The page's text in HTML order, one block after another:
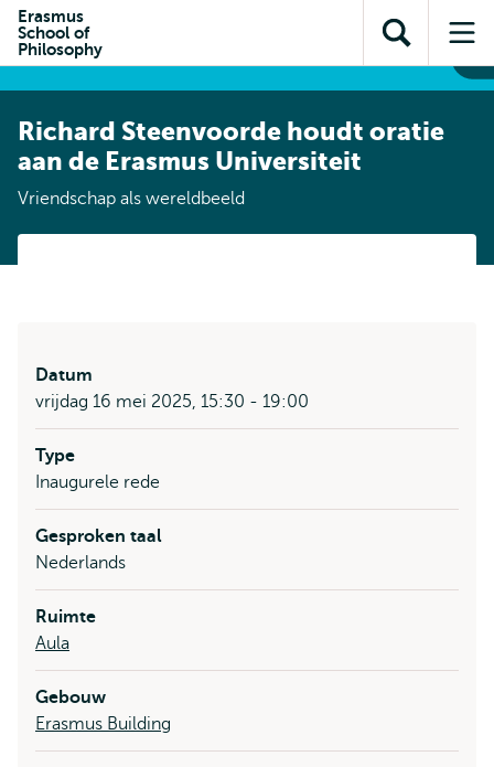
inhoud
gaan
Direct naar
subnavigatie
Erasmus
School of
Philosophy
Toon
zoekveld
Richard Steenvoorde houdt oratie
aan de Erasmus Universiteit
Vriendschap als wereldbeeld
Datum
vrijdag 16 mei 2025, 15:30 - 19:00
Type
Inaugurele rede
Gesproken taal
Nederlands
Ruimte
Aula
Gebouw
Erasmus Building